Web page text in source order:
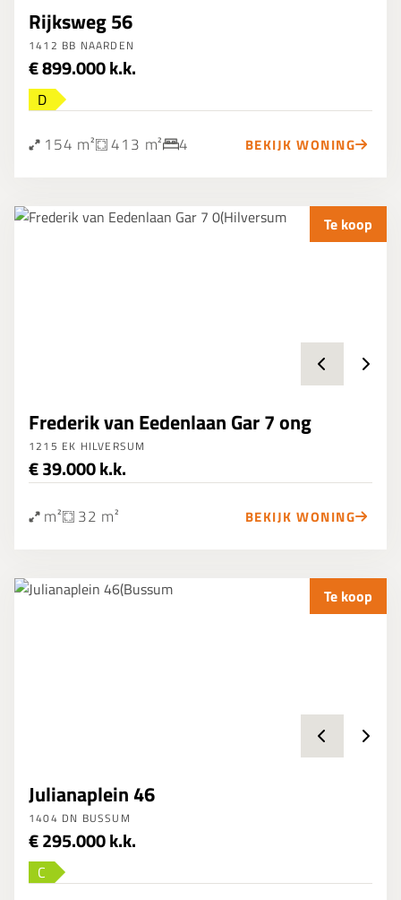
1412 BB NAARDEN
Rijksweg 56
€ 899.000 k.k.
D
154 m² 413 m² 4 BEKIJK WONING
Te koop
1215 EK HILVERSUM
Frederik van Eedenlaan Gar 7 ong
€ 39.000 k.k.
m² 32 m² BEKIJK WONING
Te koop
1404 DN BUSSUM
Julianaplein 46
€ 295.000 k.k.
C